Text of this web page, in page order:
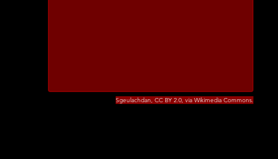
Sgeulachdan, CC BY 2.0, via Wikimedia Commons.